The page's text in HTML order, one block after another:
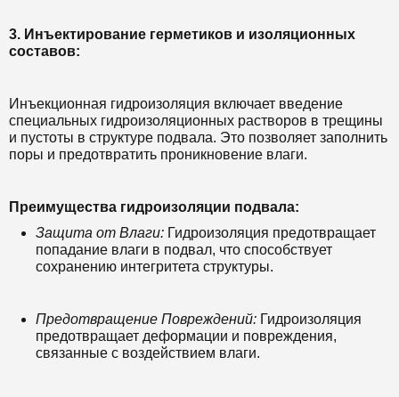
3. Инъектирование герметиков и изоляционных
составов:
Инъекционная гидроизоляция включает введение
специальных гидроизоляционных растворов в трещины
и пустоты в структуре подвала. Это позволяет заполнить
поры и предотвратить проникновение влаги.
Преимущества гидроизоляции подвала:
Защита от Влаги: Гидроизоляция предотвращает
попадание влаги в подвал, что способствует
сохранению интегритета структуры.
Предотвращение Повреждений: Гидроизоляция
предотвращает деформации и повреждения,
связанные с воздействием влаги.